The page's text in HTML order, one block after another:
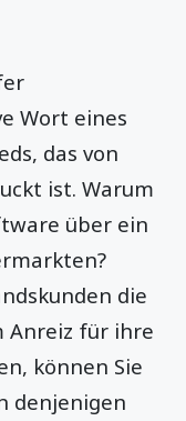
Wort eines
das von
ist. Warum
über ein
die
Anreiz für ihre
können Sie
denjenigen